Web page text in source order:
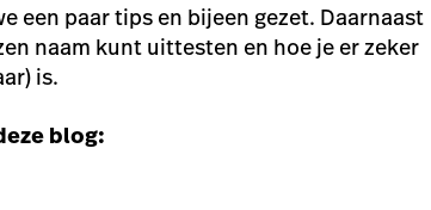
een paar tips en bijeen gezet. Daarnaast
naam kunt uittesten en hoe je er zeker
is.
blog: